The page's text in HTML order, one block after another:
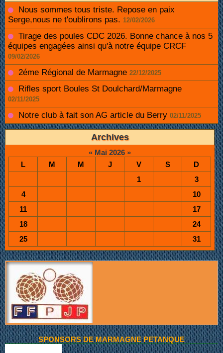
Nous sommes tous triste. Repose en paix
Serge,nous ne t'oublirons pas. 12/02/2026
Tirage des poules CDC 2026. Bonne chance à nos 5
équipes engagées ainsi qu'à notre équipe CRCF
09/02/2026
2éme Régional de Marmagne 22/12/2025
Rifles sport Boules St Doulchard/Marmagne
02/11/2025
Notre club à fait son AG article du Berry 02/11/2025
Archives
« Mai 2026 »
L
M M J V S
D
1
3
4
10
11
17
18
24
25
31
SPONSORS DE MARMAGNE PETANQUE